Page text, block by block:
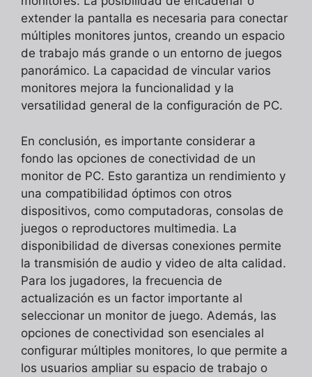
extender la pantalla es necesaria para conectar
múltiples monitores juntos, creando un espacio
de trabajo más grande o un entorno de juegos
panorámico. La capacidad de vincular varios
monitores mejora la funcionalidad y la
versatilidad general de la configuración de PC.
En conclusión, es importante considerar a
fondo las opciones de conectividad de un
monitor de PC. Esto garantiza un rendimiento y
una compatibilidad óptimos con otros
dispositivos, como computadoras, consolas de
juegos o reproductores multimedia. La
disponibilidad de diversas conexiones permite
la transmisión de audio y video de alta calidad.
Para los jugadores, la frecuencia de
actualización es un factor importante al
seleccionar un monitor de juego. Además, las
opciones de conectividad son esenciales al
configurar múltiples monitores, lo que permite a
los usuarios ampliar su espacio de trabajo o